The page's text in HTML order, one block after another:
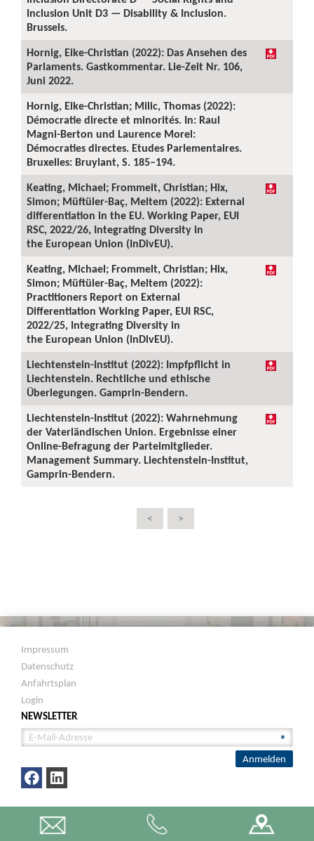
Inclusion Unit D3 — Disability & Inclusion.
Brussels.
Hornig, Eike-Christian (2022): Das Ansehen des
Parlaments. Gastkommentar. Lie-Zeit Nr. 106,
Juni 2022.
Hornig, Eike-Christian; Milic, Thomas (2022):
Démocratie directe et minorités. In: Raul
Magni-Berton und Laurence Morel:
Démocraties directes. Etudes Parlementaires.
Bruxelles: Bruylant, S. 185–194.
Keating, Michael; Frommelt, Christian; Hix,
Simon; Müftüler-Baç, Meltem (2022): External
differentiation in the EU. Working Paper, EUI
RSC, 2022/26, Integrating Diversity in
the European Union (InDivEU).
Keating, Michael; Frommelt, Christian; Hix,
Simon; Müftüler-Baç, Meltem (2022):
Practitioners Report on External
Differentiation Working Paper, EUI RSC,
2022/25, Integrating Diversity in
the European Union (InDivEU).
Liechtenstein-Institut (2022): Impfpflicht in
Liechtenstein. Rechtliche und ethische
Überlegungen. Gamprin-Bendern.
Liechtenstein-Institut (2022): Wahrnehmung
der Vaterländischen Union. Ergebnisse einer
Online-Befragung der Parteimitglieder.
Management Summary. Liechtenstein-Institut,
Gamprin-Bendern.
< >
Impressum
Datenschutz
Anfahrtsplan
Login
NEWSLETTER